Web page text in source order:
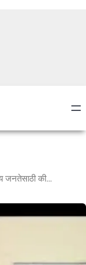
ग्रामपंचायत च्या हॉलमध्ये वाढदिवस केला साजरा. कार्यालय जनतेसाठी की पार्टीसाठी. अमित बगाडे